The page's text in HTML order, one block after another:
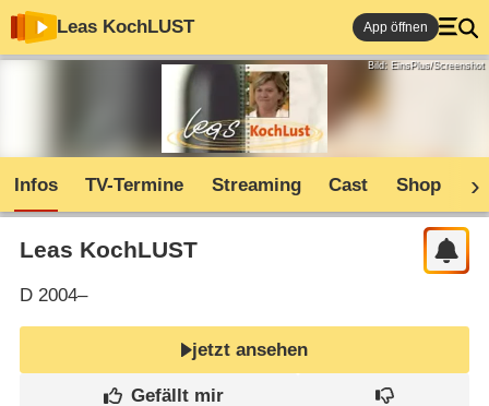
Leas KochLUST App öffnen
Bild: EinsPlus/Screenshot
Infos TV-Termine Streaming Cast Shop
Leas KochLUST
D2004–
jetzt ansehen